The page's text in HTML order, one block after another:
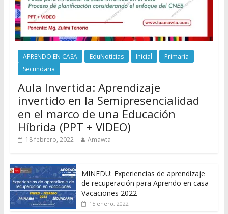
APRENDO EN CASA EduNoticias Inicial
Primaria
Secundaria
Aula Invertida: Aprendizaje
invertido en la Semipresencialidad
en el marco de una Educación
Híbrida (PPT + VIDEO)
18 febrero, 2022 Amawta
MINEDU: Experiencias de aprendizaje
de recuperación para Aprendo en casa
Vacaciones 2022
15 enero, 2022